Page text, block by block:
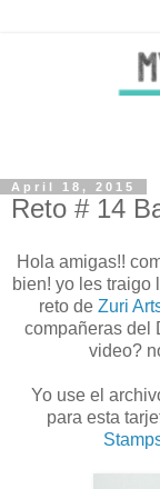
April 18, 2015
Reto # 14
Hola amigas!!
bien! yo les traigo
reto de Zuri
compañeras del
video?
Yo use el
para esta